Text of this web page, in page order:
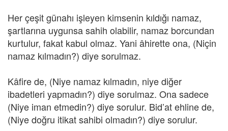
Her çeşit günahı işleyen kimsenin kıldığı namaz,
şartlarına uygunsa sahih olabilir, namaz borcundan
kurtulur, fakat kabul olmaz. Yani âhirette ona, (Niçin
namaz kılmadın?) diye sorulmaz.
Kâfire de, (Niye namaz kılmadın, niye diğer
ibadetleri yapmadın?) diye sorulmaz. Ona sadece
(Niye iman etmedin?) diye sorulur. Bid’at ehline de,
(Niye doğru itikat sahibi olmadın?) diye sorulur.